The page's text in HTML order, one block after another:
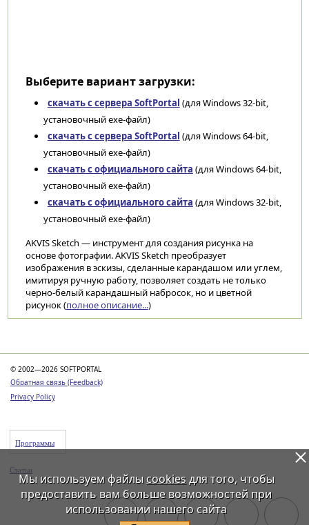
Выберите вариант загрузки:
скачать с сервера SoftPortal (для Windows 32-bit,
установочный exe-файл)
скачать с сервера SoftPortal (для Windows 64-bit,
установочный exe-файл)
скачать с официального сайта (для Windows 64-bit,
установочный exe-файл)
скачать с официального сайта (для Windows 32-bit,
установочный exe-файл)
AKVIS Sketch — инструмент для создания рисунка на
основе фотографии. AKVIS Sketch преобразует
изображения в эскизы, сделанные карандашом или углем,
имитируя ручную работу, позволяет создать не только
черно-белый карандашный набросок, но и цветной
рисунок (полное описание...)
© 2002—2026 SOFTPORTAL
Обратная связь (Feedback)
Privacy Policy
Программы
Статьи
Мы используем файлы cookiesдля того, чтобы
предоставить вам больше возможностей при
использовании нашего сайта